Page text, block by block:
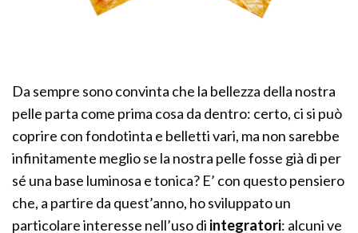
Da sempre sono convinta che la bellezza della nostra
pelle parta come prima cosa da dentro: certo, ci si può
coprire con fondotinta e belletti vari, ma non sarebbe
infinitamente meglio se la nostra pelle fosse già di per
sé una base luminosa e tonica? E’ con questo pensiero
che, a partire da quest’anno, ho sviluppato un
particolare interesse nell’uso di integratori: alcuni ve